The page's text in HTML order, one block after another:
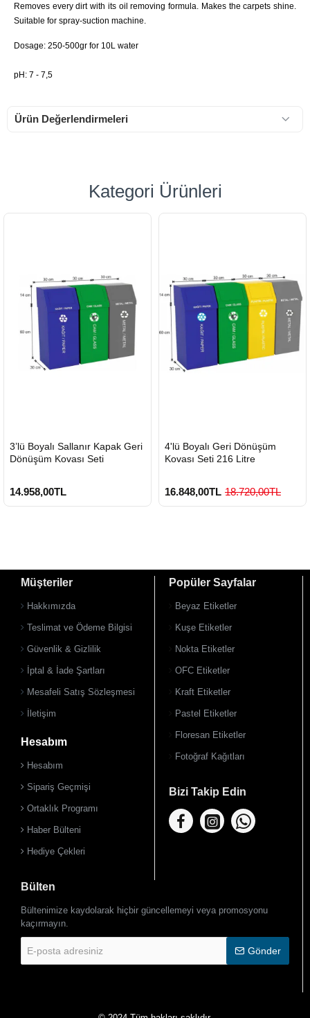
Removes every dirt with its oil removing formula. Makes the carpets shine.
Suitable for spray-suction machine.
Dosage: 250-500gr for 10L water
pH: 7 - 7,5
Ürün Değerlendirmeleri
Kategori Ürünleri
GÖNDERİ
3’lü Boyalı Sallanır Kapak Geri
Dönüşüm Kovası Seti
14.958,00TL
GÖNDERİ
4'lü Boyalı Geri Dönüşüm
Kovası Seti 216 Litre
16.848,00TL 18.720,00TL
Müşteriler
Hakkımızda
Teslimat ve Ödeme Bilgisi
Güvenlik & Gizlilik
İptal & İade Şartları
Mesafeli Satış Sözleşmesi
İletişim
Hesabım
Hesabım
Sipariş Geçmişi
Ortaklık Programı
Haber Bülteni
Hediye Çekleri
Popüler Sayfalar
Beyaz Etiketler
Kuşe Etiketler
Nokta Etiketler
OFC Etiketler
Kraft Etiketler
Pastel Etiketler
Floresan Etiketler
Fotoğraf Kağıtları
Bizi Takip Edin
Bülten
Bültenimize kaydolarak hiçbir güncellemeyi veya promosyonu
kaçırmayın.
posta
adresiniz
Gönder